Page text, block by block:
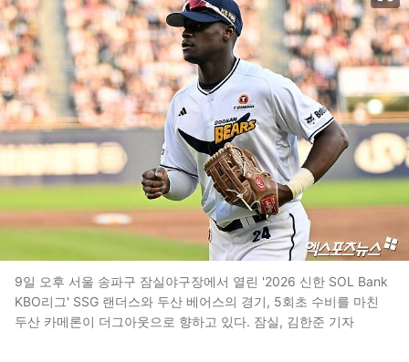
9일 오후 서울 송파구 잠실야구장에서 열린 '2026 신한 SOL Bank
KBO리그' SSG 랜더스와 두산 베어스의 경기, 5회초 수비를 마친
두산 카메론이 더그아웃으로 향하고 있다. 잠실, 김한준 기자